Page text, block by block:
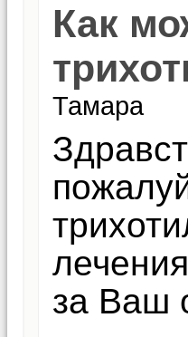
Как
Тамара
за Ваш